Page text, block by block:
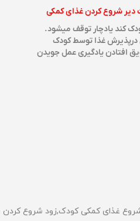
دیر شروع کردنغذای کمکی
کند یادچار توقف میشود.
درپذیرش غذا توسط کودک
افتادن یادگیری عمل جویدن
غذای کمکی کودک,زود شروع